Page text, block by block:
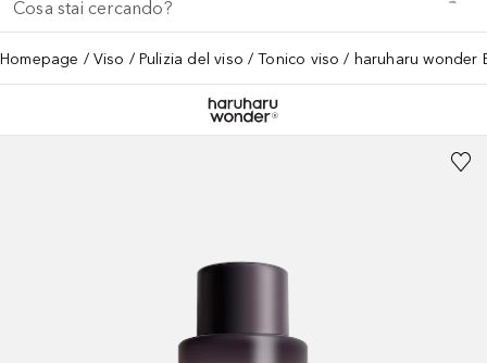
Homepage Viso Pulizia del viso Tonico viso haruharu wonder